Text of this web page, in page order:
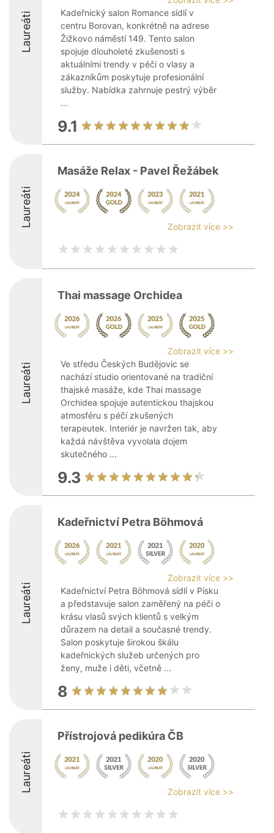
Laureáti
Kadeřnický salon Romance sídlí v
centru Borovan, konkrétně na adrese
Žižkovo náměstí 149. Tento salon
spojuje dlouholeté zkušenosti s
aktuálními trendy v péči o vlasy a
zákazníkům poskytuje profesionální
služby. Nabídka zahrnuje pestrý výběr
...
9.1
Laureáti
Masáže Relax - Pavel Řežábek
Zobrazit více >>
Laureáti
Thai massage Orchidea
Zobrazit více >>
Ve středu Českých Budějovic se
nachází studio orientované na tradiční
thajské masáže, kde Thai massage
Orchidea spojuje autentickou thajskou
atmosféru s péčí zkušených
terapeutek. Interiér je navržen tak, aby
každá návštěva vyvolala dojem
skutečného ...
9.3
Laureáti
Kadeřnictví Petra Böhmová
Zobrazit více >>
Kadeřnictví Petra Böhmová sídlí v Písku
a představuje salon zaměřený na péči o
krásu vlasů svých klientů s velkým
důrazem na detail a současné trendy.
Salon poskytuje širokou škálu
kadeřnických služeb určených pro
ženy, muže i děti, včetně ...
8
Laureáti
Přístrojová pedikúra ČB
Zobrazit více >>